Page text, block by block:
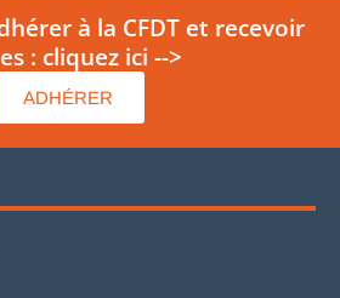
à la CFDT et recevoir
: cliquez ici -->
ADHÉRER